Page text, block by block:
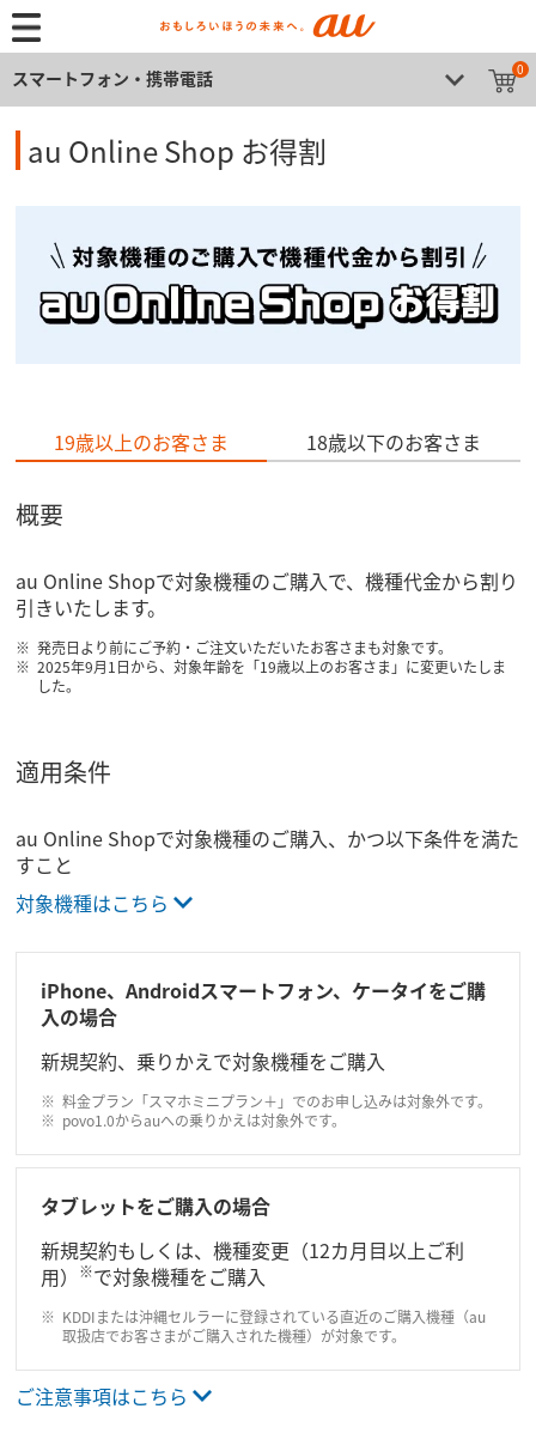
スマートフォン・携帯電話 0
au Online Shop お得割
19歳以上のお客さま 18歳以下のお客さま
概要
au Online Shopで対象機種のご購入で、機種代金から割り
引きいたします。
発売日より前にご予約・ご注文いただいたお客さまも対象です。
2025年9月1日から、対象年齢を「19歳以上のお客さま」に変更いたしま
した。
適用条件
au Online Shopで対象機種のご購入、かつ以下条件を満た
すこと
対象機種はこちら
iPhone、Androidスマートフォン、ケータイをご購
入の場合
新規契約、乗りかえで対象機種をご購入
料金プラン「スマホミニプラン＋」でのお申し込みは対象外です。
povo1.0からauへの乗りかえは対象外です。
タブレットをご購入の場合
新規契約もしくは、機種変更（12カ月目以上ご利
用）
※で対象機種をご購入
KDDIまたは沖縄セルラーに登録されている直近のご購入機種（au
取扱店でお客さまがご購入された機種）が対象です。
ご注意事項はこちら